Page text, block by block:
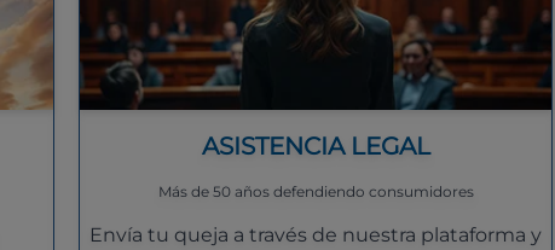
ASISTENCIA LEGAL
Más de 50 años defendiendo consumidores
Envía tu queja a través de nuestra plataforma y